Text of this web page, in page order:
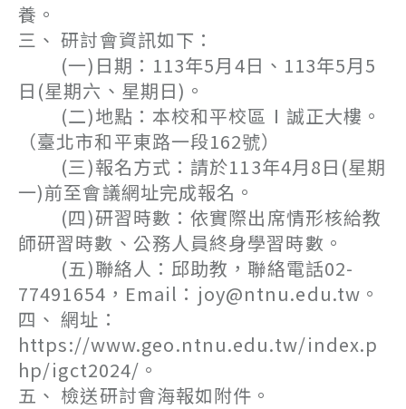
養。
三、 研討會資訊如下：
(一)日期：113年5月4日、113年5月5
日(星期六、星期日)。
(二)地點：本校和平校區Ⅰ誠正大樓。
（臺北市和平東路一段162號）
(三)報名方式：請於113年4月8日(星期
一)前至會議網址完成報名。
(四)研習時數：依實際出席情形核給教
師研習時數、公務人員終身學習時數。
(五)聯絡人：邱助教，聯絡電話02-
77491654，Email：joy@ntnu.edu.tw。
四、 網址：
https://www.geo.ntnu.edu.tw/index.p
hp/igct2024/。
五、 檢送研討會海報如附件。